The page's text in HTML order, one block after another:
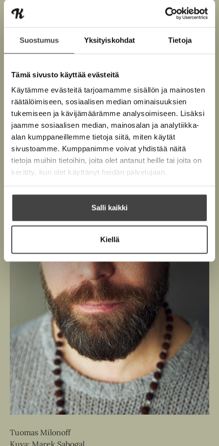
Suostumus Yksityiskohdat Tietoja
Tämä sivusto käyttää evästeitä
Käytämme evästeitä tarjoamamme sisällön ja mainosten
räätälöimiseen, sosiaalisen median ominaisuuksien
tukemiseen ja kävijämäärämme analysoimiseen. Lisäksi
jaamme sosiaalisen median, mainosalan ja analytiikka-
alan kumppaneillemme tietoja siitä, miten käytät
sivustoamme. Kumppanimme voivat yhdistää näitä
tietoja muihin tietoihin, joita olet antanut heille tai joita on
kerätty, kun olet käyttänyt heidän palvelujaan.
Salli kaikki
Kiellä
v
ä
i
l
h
t
e
e
n
n
ä
l
e
l
e
h
t
e
e
n
u
t
e
n
ä
l
i
l
e
h
t
e
e
rohkeana mediapersoonana.
Lue lisää tekijästä
u
m
a
s
i
l
o
n
o
f
Tuomas Milonoff